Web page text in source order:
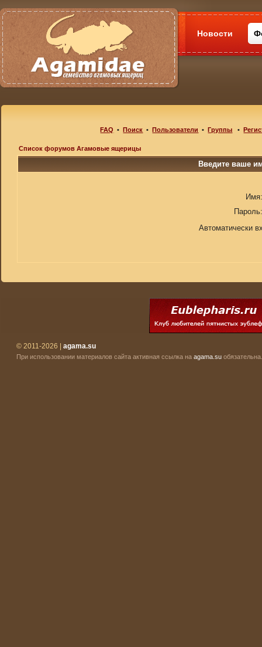
Новости
FAQ •Поиск •Пользователи •Группы •
Список форумов Агамовые ящерицы
Введите ваше
Имя:
Пароль:
Автоматически
© 2011-2026 | agama.su
При использовании материалов сайта активная ссылка на agama.su обязательна.